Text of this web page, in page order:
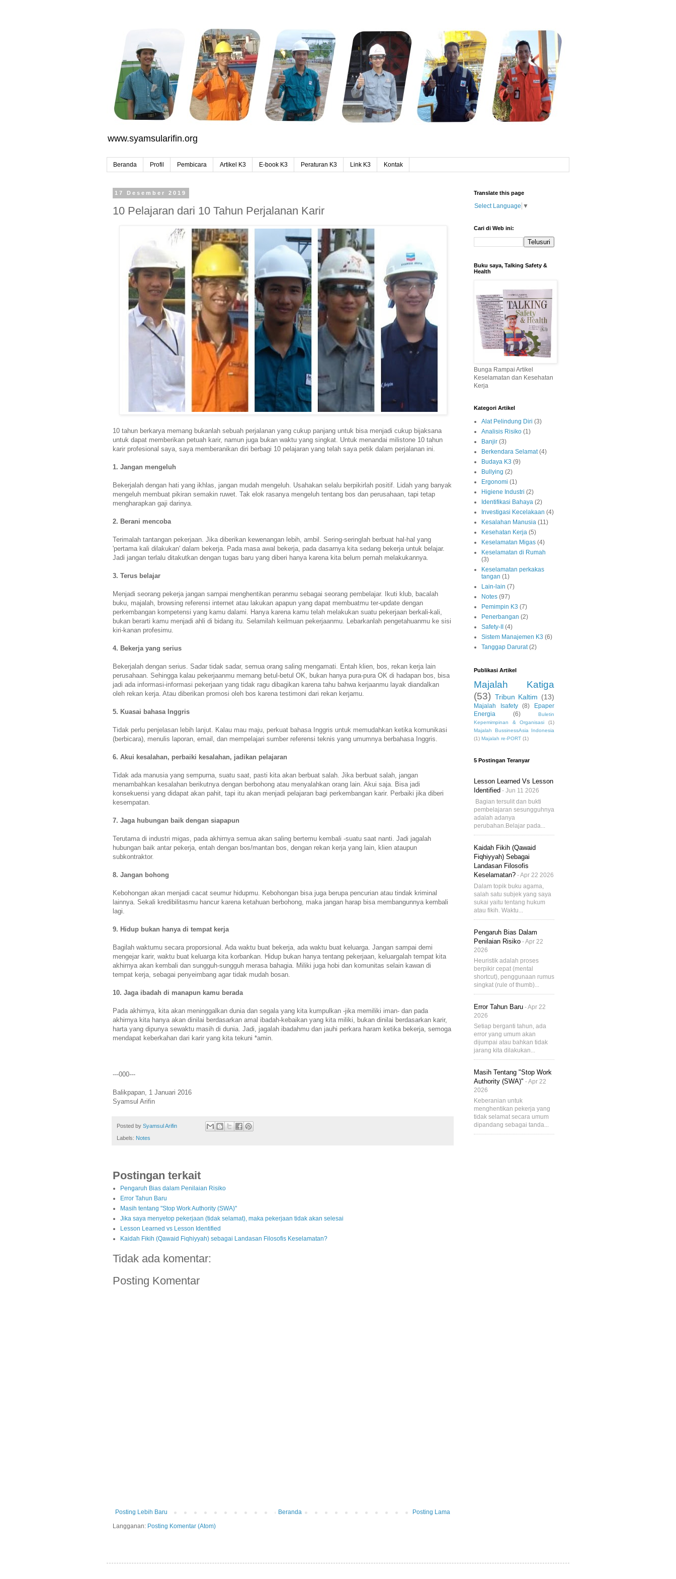
www.syamsularifin.org
Beranda Profil Pembicara Artikel K3 E-book K3 Peraturan K3 Link K3 Kontak
17 Desember 2019
10 Pelajaran dari 10 Tahun Perjalanan Karir
10 tahun berkarya memang bukanlah sebuah perjalanan yang cukup panjang untuk bisa menjadi cukup bijaksana
untuk dapat memberikan petuah karir, namun juga bukan waktu yang singkat. Untuk menandai milistone 10 tahun
karir profesional saya, saya memberanikan diri berbagi 10 pelajaran yang telah saya petik dalam perjalanan ini.
1. Jangan mengeluh
Bekerjalah dengan hati yang ikhlas, jangan mudah mengeluh. Usahakan selalu berpikirlah positif. Lidah yang banyak
mengeluh membuat pikiran semakin ruwet. Tak elok rasanya mengeluh tentang bos dan perusahaan, tapi tetap
mengharapkan gaji darinya.
2. Berani mencoba
Terimalah tantangan pekerjaan. Jika diberikan kewenangan lebih, ambil. Sering-seringlah berbuat hal-hal yang
'pertama kali dilakukan' dalam bekerja. Pada masa awal bekerja, pada dasarnya kita sedang bekerja untuk belajar.
Jadi jangan terlalu ditakutkan dengan tugas baru yang diberi hanya karena kita belum pernah melakukannya.
3. Terus belajar
Menjadi seorang pekerja jangan sampai menghentikan peranmu sebagai seorang pembelajar. Ikuti klub, bacalah
buku, majalah, browsing referensi internet atau lakukan apapun yang dapat membuatmu ter-update dengan
perkembangan kompetensi yang kamu dalami. Hanya karena kamu telah melakukan suatu pekerjaan berkali-kali,
bukan berarti kamu menjadi ahli di bidang itu. Selamilah keilmuan pekerjaanmu. Lebarkanlah pengetahuanmu ke sisi
kiri-kanan profesimu.
4. Bekerja yang serius
Bekerjalah dengan serius. Sadar tidak sadar, semua orang saling mengamati. Entah klien, bos, rekan kerja lain
perusahaan. Sehingga kalau pekerjaanmu memang betul-betul OK, bukan hanya pura-pura OK di hadapan bos, bisa
jadi ada informasi-informasi pekerjaan yang tidak ragu dibagikan karena tahu bahwa kerjaanmu layak diandalkan
oleh rekan kerja. Atau diberikan promosi oleh bos karena testimoni dari rekan kerjamu.
5. Kuasai bahasa Inggris
Tidak perlu penjelasan lebih lanjut. Kalau mau maju, perkuat bahasa Inggris untuk memudahkan ketika komunikasi
(berbicara), menulis laporan, email, dan mempelajari sumber referensi teknis yang umumnya berbahasa Inggris.
6. Akui kesalahan, perbaiki kesalahan, jadikan pelajaran
Tidak ada manusia yang sempurna, suatu saat, pasti kita akan berbuat salah. Jika berbuat salah, jangan
menambahkan kesalahan berikutnya dengan berbohong atau menyalahkan orang lain. Akui saja. Bisa jadi
konsekuensi yang didapat akan pahit, tapi itu akan menjadi pelajaran bagi perkembangan karir. Perbaiki jika diberi
kesempatan.
7. Jaga hubungan baik dengan siapapun
Terutama di industri migas, pada akhirnya semua akan saling bertemu kembali -suatu saat nanti. Jadi jagalah
hubungan baik antar pekerja, entah dengan bos/mantan bos, dengan rekan kerja yang lain, klien ataupun
subkontraktor.
8. Jangan bohong
Kebohongan akan menjadi cacat seumur hidupmu. Kebohongan bisa juga berupa pencurian atau tindak kriminal
lainnya. Sekali kredibilitasmu hancur karena ketahuan berbohong, maka jangan harap bisa membangunnya kembali
lagi.
9. Hidup bukan hanya di tempat kerja
Bagilah waktumu secara proporsional. Ada waktu buat bekerja, ada waktu buat keluarga. Jangan sampai demi
mengejar karir, waktu buat keluarga kita korbankan. Hidup bukan hanya tentang pekerjaan, keluargalah tempat kita
akhirnya akan kembali dan sungguh-sungguh merasa bahagia. Miliki juga hobi dan komunitas selain kawan di
tempat kerja, sebagai penyeimbang agar tidak mudah bosan.
10. Jaga ibadah di manapun kamu berada
Pada akhirnya, kita akan meninggalkan dunia dan segala yang kita kumpulkan -jika memiliki iman- dan pada
akhirnya kita hanya akan dinilai berdasarkan amal ibadah-kebaikan yang kita miliki, bukan dinilai berdasarkan karir,
harta yang dipunya sewaktu masih di dunia. Jadi, jagalah ibadahmu dan jauhi perkara haram ketika bekerja, semoga
mendapat keberkahan dari karir yang kita tekuni *amin.
---000---
Balikpapan, 1 Januari 2016
Syamsul Arifin
Posted by Syamsul Arifin
Labels: Notes
Postingan terkait
Pengaruh Bias dalam Penilaian Risiko
Error Tahun Baru
Masih tentang "Stop Work Authority (SWA)"
Jika saya menyetop pekerjaan (tidak selamat), maka pekerjaan tidak akan selesai
Lesson Learned vs Lesson Identified
Kaidah Fikih (Qawaid Fiqhiyyah) sebagai Landasan Filosofis Keselamatan?
Tidak ada komentar:
Posting Komentar
Posting Lebih Baru Posting Lama
Beranda
Langganan: Posting Komentar (Atom)
Translate this page
Select Language ▼
Cari di Web ini:
Buku saya, Talking Safety &
Health
Bunga Rampai Artikel
Keselamatan dan Kesehatan
Kerja
Kategori Artikel
Alat Pelindung Diri (3)
Analisis Risiko (1)
Banjir (3)
Berkendara Selamat (4)
Budaya K3 (9)
Bullying (2)
Ergonomi (1)
Higiene Industri (2)
Identifikasi Bahaya (2)
Investigasi Kecelakaan (4)
Kesalahan Manusia (11)
Kesehatan Kerja (5)
Keselamatan Migas (4)
Keselamatan di Rumah
(3)
Keselamatan perkakas
tangan (1)
Lain-lain (7)
Notes (97)
Pemimpin K3 (7)
Penerbangan (2)
Safety-II
(4)
Sistem Manajemen K3 (6)
Tanggap Darurat (2)
Publikasi Artikel
Majalah Katiga
(53) Tribun Kaltim (13)
Majalah Isafety (8)
Epaper
Energia
(6)
Buletin
Kepemimpinan & Organisasi
(1)
Majalah BussinessAsia Indonesia
(1) Majalah re-PORT (1)
5 Postingan Teranyar
Lesson Learned Vs Lesson
Identified - Jun 11 2026
Bagian tersulit dan bukti
pembelajaran sesungguhnya
adalah adanya
perubahan.Belajar pada...
Kaidah Fikih (Qawaid
Fiqhiyyah) Sebagai
Landasan Filosofis
Keselamatan? - Apr 22 2026
Dalam topik buku agama,
salah satu subjek yang saya
sukai yaitu tentang hukum
atau fikih. Waktu...
Pengaruh Bias Dalam
Penilaian Risiko - Apr 22
2026
Heuristik adalah proses
berpikir cepat (mental
shortcut), penggunaan rumus
singkat (rule of thumb)...
Error Tahun Baru - Apr 22
2026
Setiap berganti tahun, ada
error yang umum akan
dijumpai atau bahkan tidak
jarang kita dilakukan...
Masih Tentang "Stop Work
Authority (SWA)" - Apr 22
2026
Keberanian untuk
menghentikan pekerja yang
tidak selamat secara umum
dipandang sebagai tanda...